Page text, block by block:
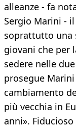
alleanze - fa
Sergio Marini -
soprattutto una
giovani che per
sedere nelle
prosegue
cambiamento
più vecchia in
anni».